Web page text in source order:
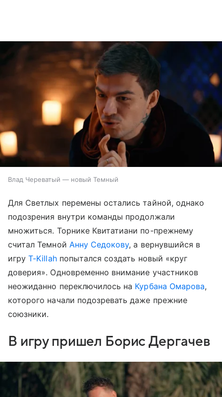
Влад Череватый — новый Темный
Для Светлых перемены остались тайной, однако
подозрения внутри команды продолжали
множиться. Торнике Квитатиани по-прежнему
считал Темной Анну Седокову, а вернувшийся в
игруT-Killahпопытался создать новый «круг
доверия». Одновременно внимание участников
неожиданно переключилось на Курбана Омарова,
которого начали подозревать даже прежние
союзники.
В игру пришел Борис Дергачев